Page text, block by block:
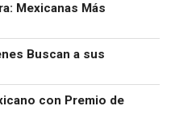
Mexicanas Más
Buscan a sus
con Premio de